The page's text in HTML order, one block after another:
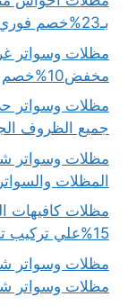
بـ23%خصم فوري.. اتصل الــأن
مظلات وسواتر
مخفض10%خصم
مظلات وسواتر
جميع الظروف الجوية..15%خصم
المظلات
15%علي تركيب تندات كافيهات.شماسي كافيهات
مظلات وسواتر
مظلات وسواتر